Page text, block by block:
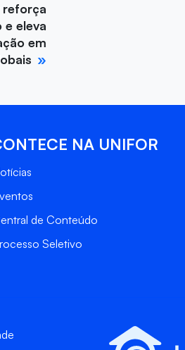
reforça
e eleva
em
NA UNIFOR
de Conteúdo
Seletivo